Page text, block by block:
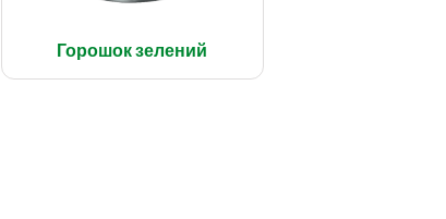
Горошок зелений